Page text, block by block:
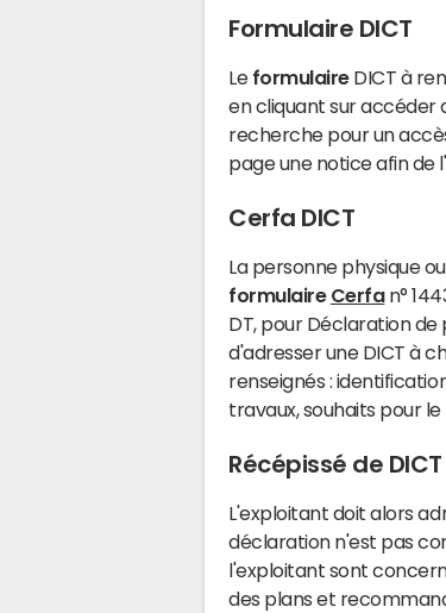
Formulaire DICT
Le formulaireDICT à
en cliquant sur accéder
recherche pour un
page une notice afin
Cerfa DICT
La personne physique
formulaire Cerfan°
DT, pour Déclaration de
d'adresser une DICT à
renseignés :
travaux, souhaits pour le
Récépissé de DICT
L'exploitant doit alors
déclaration n'est pas
l'exploitant sont
des plans et